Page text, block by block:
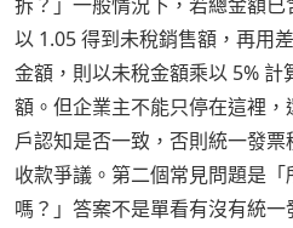
以 1.05 得到未稅銷售額，再用
金額，則以未稅金額乘以 5%
額。但企業主不能只停在這裡
戶認知是否一致，否則統一發
收款爭議。第二個常見問題是
嗎？」答案不是單看有沒有統